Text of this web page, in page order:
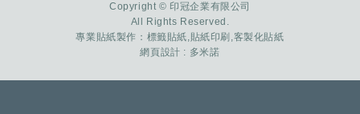
Copyright © 印冠企業有限公司
All Rights Reserved.
專業貼紙製作： 標籤貼紙, 貼紙印刷 ,客製化貼紙
網頁設計 : 多米諾